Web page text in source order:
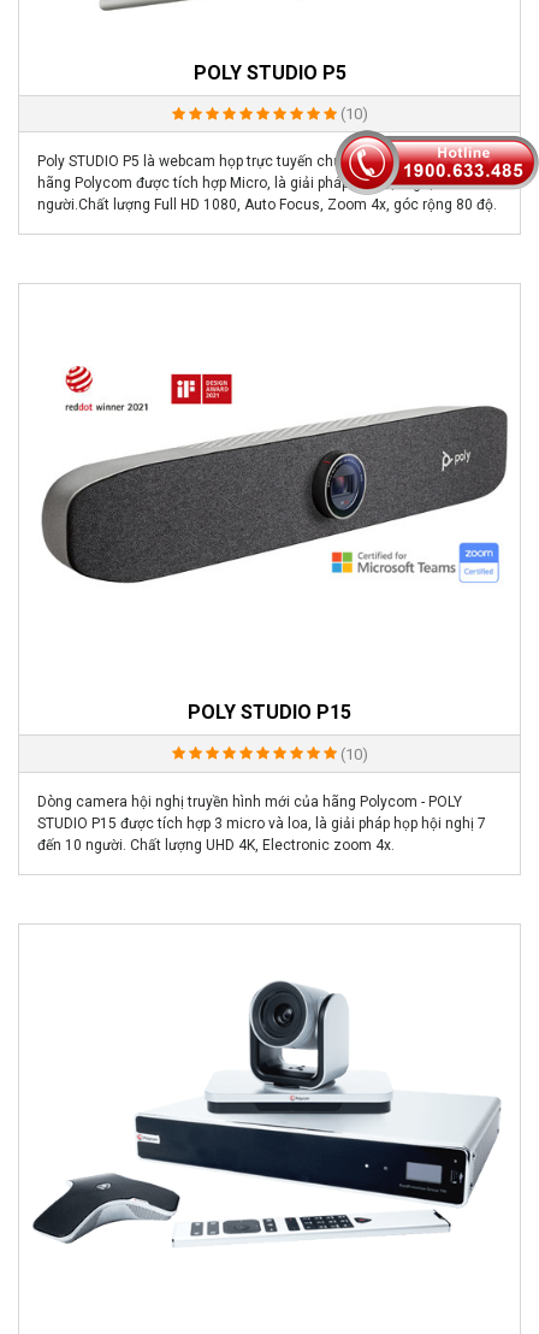
POLY STUDIO P5
(10)
Poly STUDIO P5 là webcam họp trực tuyến chuyên nghiệp mới của
hãng Polycom được tích hợp Micro, là giải pháp họp hội nghị 5 đến 6
người.Chất lượng Full HD 1080, Auto Focus, Zoom 4x, góc rộng 80 độ.
POLY STUDIO P15
(10)
Dòng camera hội nghị truyền hình mới của hãng Polycom - POLY
STUDIO P15 được tích hợp 3 micro và loa, là giải pháp họp hội nghị 7
đến 10 người. Chất lượng UHD 4K, Electronic zoom 4x.